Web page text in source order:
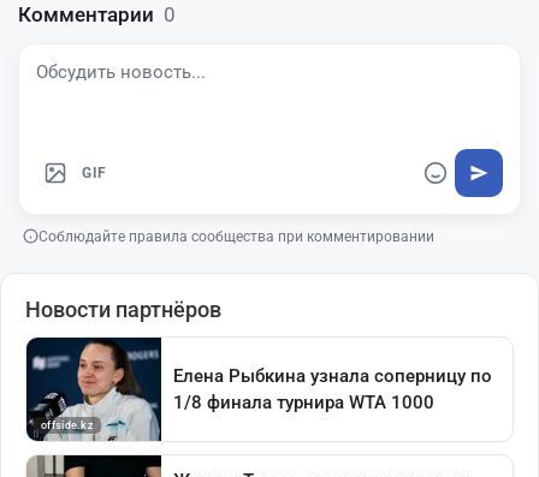
Комментарии 0
GIF
Соблюдайте правила сообщества при комментировании